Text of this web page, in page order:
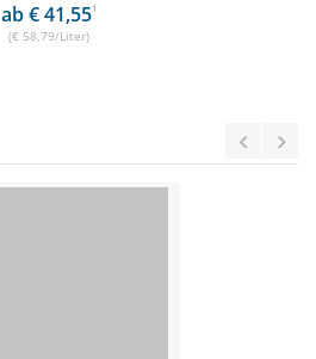
ab € 41,551
(€ 58,79/Liter)